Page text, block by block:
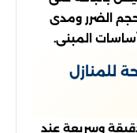
الضرر ومدى
المبنى.
للمنازل
وسريعة عند